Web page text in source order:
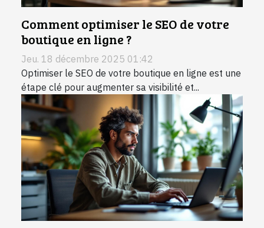
Comment optimiser le SEO de votre
boutique en ligne ?
Jeu. 18 décembre 2025 01:42
Optimiser le SEO de votre boutique en ligne est une
étape clé pour augmenter sa visibilité et...